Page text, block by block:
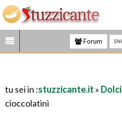
Forum
tu sei in :stuzzicante.it » Dolci
cioccolatini